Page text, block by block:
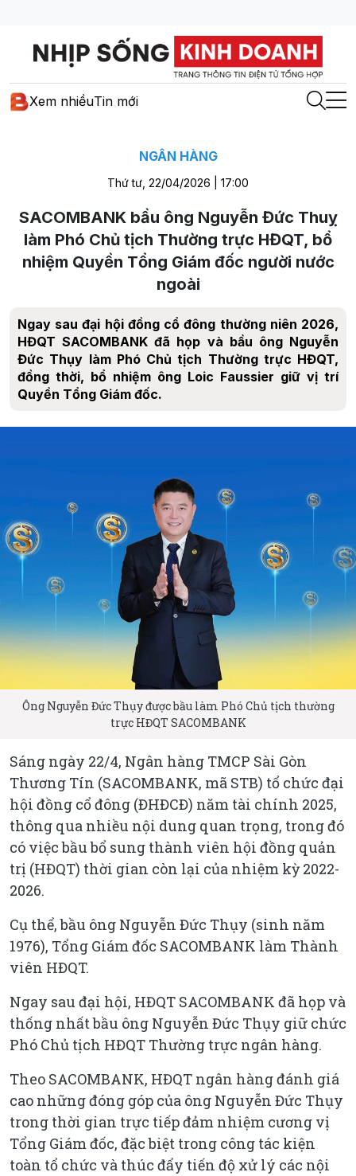
Xem nhiềuTin mới
NGÂN HÀNG
Thứ tư, 22/04/2026 | 17:00
SACOMBANK bầu ông Nguyễn Đức Thuỵ
làm Phó Chủ tịch Thường trực HĐQT, bổ
nhiệm Quyền Tổng Giám đốc người nước
ngoài
Ngay sau đại hội đồng cổ đông thường niên 2026,
HĐQT SACOMBANK đã họp và bầu ông Nguyễn
Đức Thụy làm Phó Chủ tịch Thường trực HĐQT,
đồng thời, bổ nhiệm ông Loic Faussier giữ vị trí
Quyền Tổng Giám đốc.
Ông Nguyễn Đức Thụy được bầu làm Phó Chủ tịch thường
trực HĐQT SACOMBANK
Sáng ngày 22/4, Ngân hàng TMCP Sài Gòn
Thương Tín (SACOMBANK, mã STB) tổ chức đại
hội đồng cổ đông (ĐHĐCĐ) năm tài chính 2025,
thông qua nhiều nội dung quan trọng, trong đó
có việc bầu bổ sung thành viên hội đồng quản
trị (HĐQT) thời gian còn lại của nhiệm kỳ 2022-
2026.
Cụ thể, bầu ông Nguyễn Đức Thụy (sinh năm
1976), Tổng Giám đốc SACOMBANK làm Thành
viên HĐQT.
Ngay sau đại hội, HĐQT SACOMBANK đã họp và
thống nhất bầu ông Nguyễn Đức Thụy giữ chức
Phó Chủ tịch HĐQT Thường trực ngân hàng.
Theo SACOMBANK, HĐQT ngân hàng đánh giá
cao những đóng góp của ông Nguyễn Đức Thụy
trong thời gian trực tiếp đảm nhiệm cương vị
Tổng Giám đốc, đặc biệt trong công tác kiện
toàn tổ chức và thúc đẩy tiến độ xử lý các nội